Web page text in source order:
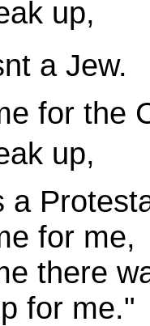
up,
a Jew.
for the
up,
a
for me,
there
for me."